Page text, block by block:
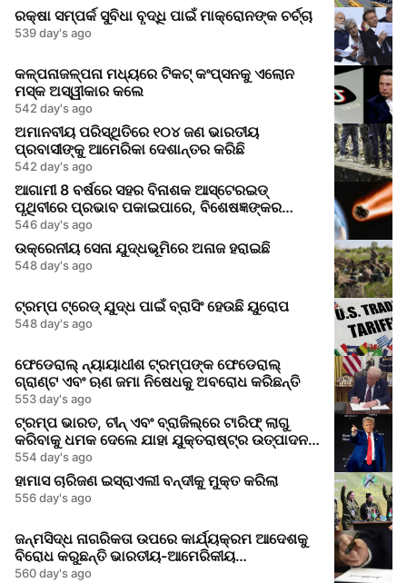
ରକ୍ଷା ସମ୍ପର୍କ ସୁବିଧା ବୃଦ୍ଧି ପାଇଁ ମାକ୍ରୋନଙ୍କ ଚର୍ଚ୍ଚା
539 day's ago
କଳ୍ପନାଜଳ୍ପନା ମଧ୍ୟରେ ଟିକଟ୍ କଂପ୍ସନକୁ ଏଲୋନ
ମସ୍କ ଅସ୍ୱୀକାର କଲେ
542 day's ago
ଅମାନବୀୟ ପରିସ୍ଥିତିରେ ୧୦୪ ଜଣ ଭାରତୀୟ
ପ୍ରବାସୀଙ୍କୁ ଆମେରିକା ଦେଶାନ୍ତର କରିଛି
542 day's ago
ଆଗାମୀ 8 ବର୍ଷରେ ସହର ବିନାଶକ ଆସ୍ଟେରଇଡ୍
ପୃଥିବୀରେ ପ୍ରଭାବ ପକାଇପାରେ, ବିଶେଷଜ୍ଞଙ୍କର
ସତର୍କତା
546 day's ago
ଉକ୍ରେନୀୟ ସେନା ଯୁଦ୍ଧଭୂମିରେ ଅନାଜ ହରାଇଛି
548 day's ago
ଟ୍ରମ୍ପ ଟ୍ରେଡ୍ ଯୁଦ୍ଧ ପାଇଁ ବ୍ରାସିଂ ହେଉଛି ୟୁରୋପ
548 day's ago
ଫେଡେରାଲ୍ ନ୍ୟାୟାଧୀଶ ଟ୍ରମ୍ପଙ୍କ ଫେଡେରାଲ୍
ଗ୍ରାଣ୍ଟ ଏବଂ ଋଣ ଜମା ନିଷେଧକୁ ଅବରୋଧ କରିଛନ୍ତି
553 day's ago
ଟ୍ରମ୍ପ ଭାରତ, ଚୀନ୍ ଏବଂ ବ୍ରାଜିଲ୍‌ରେ ଟାରିଫ୍ ଲାଗୁ
କରିବାକୁ ଧମକ ଦେଲେ ଯାହା ଯୁକ୍ତରାଷ୍ଟ୍ର ଉତ୍ପାଦନକୁ
ବୃଦ୍ଧି କରିବ
554 day's ago
ହାମାସ ଚାରିଜଣ ଇସ୍ରାଏଲୀ ବନ୍ଦୀକୁ ମୁକ୍ତ କରିଲା
556 day's ago
ଜନ୍ମସିଦ୍ଧ ନାଗରିକତା ଉପରେ କାର୍ଯ୍ୟକ୍ରମ ଆଦେଶକୁ
ବିରୋଧ କରୁଛନ୍ତି ଭାରତୀୟ-ଆମେରିକୀୟ
ଆଇନଜୀବୀମାନେ
560 day's ago